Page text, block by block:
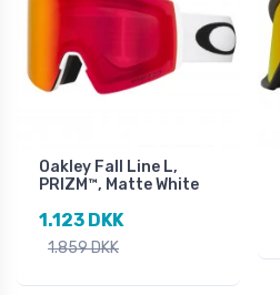
Oakley Fall Line L,
PRIZM™, Matte White
1.123 DKK
1.859 DKK